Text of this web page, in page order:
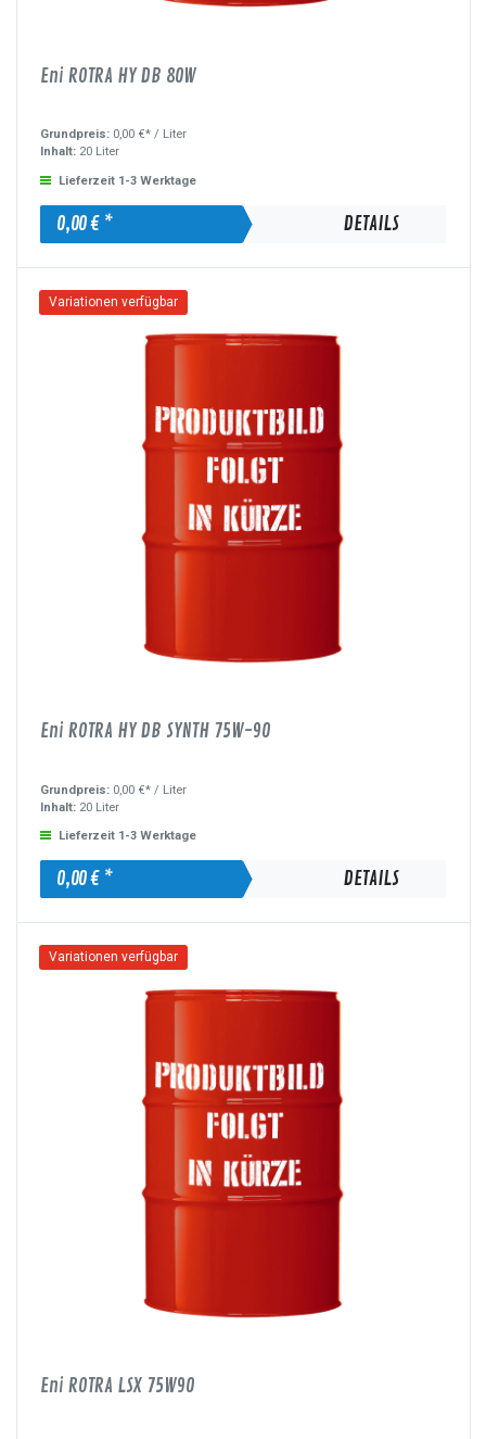
Eni ROTRA HY DB 80W
Grundpreis: 0,00 €* / Liter
Inhalt: 20 Liter
Lieferzeit 1-3 Werktage
0,00 € * DETAILS
Variationen verfügbar
Eni ROTRA HY DB SYNTH 75W-90
Grundpreis: 0,00 €* / Liter
Inhalt: 20 Liter
Lieferzeit 1-3 Werktage
0,00 € * DETAILS
Variationen verfügbar
Eni ROTRA LSX 75W90